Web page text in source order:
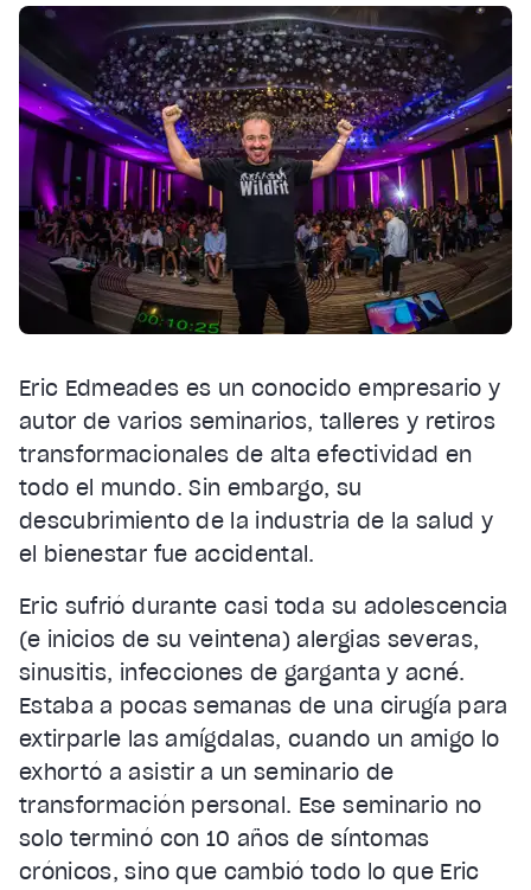
Eric Edmeades es un conocido empresario y
autor de varios seminarios, talleres y retiros
transformacionales de alta efectividad en
todo el mundo. Sin embargo, su
descubrimiento de la industria de la salud y
el bienestar fue accidental.
Eric sufrió durante casi toda su adolescencia
(e inicios de su veintena) alergias severas,
sinusitis, infecciones de garganta y acné.
Estaba a pocas semanas de una cirugía para
extirparle las amígdalas, cuando un amigo lo
exhortó a asistir a un seminario de
transformación personal. Ese seminario no
solo terminó con 10 años de síntomas
crónicos, sino que cambió todo lo que Eric